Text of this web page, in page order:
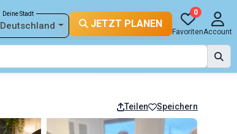
Deine Stadt
Deutschland JETZT PLANEN
0
FavoritenAccount
Teilen Speichern